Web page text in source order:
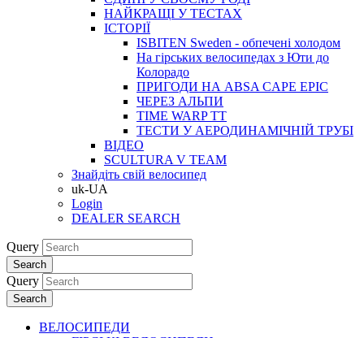
НАЙКРАЩІ У ТЕСТАХ
ІСТОРІЇ
ISBITEN Sweden - обпечені холодом
На гірських велосипедах з Юти до
Колорадо
ПРИГОДИ НА ABSA CAPE EPIC
ЧЕРЕЗ АЛЬПИ
TIME WARP TT
ТЕСТИ У АЕРОДИНАМІЧНІЙ ТРУБІ
ВІДЕО
SCULTURA V TEAM
Знайдіть свій велосипед
uk-UA
Login
DEALER SEARCH
Query
Search
Query
Search
ВЕЛОСИПЕДИ